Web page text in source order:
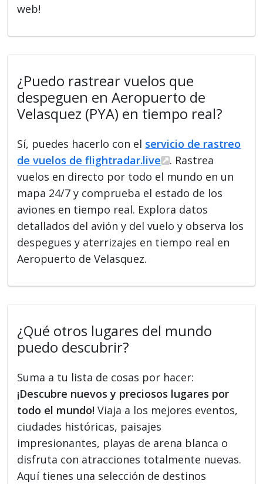
web!
¿Puedo rastrear vuelos que
despeguen en Aeropuerto de
Velasquez (PYA) en tiempo real?
Sí, puedes hacerlo con el servicio de rastreo
de vuelos de flightradar.live
. Rastrea
vuelos en directo por todo el mundo en un
mapa 24/7 y comprueba el estado de los
aviones en tiempo real. Explora datos
detallados del avión y del vuelo y observa los
despegues y aterrizajes en tiempo real en
Aeropuerto de Velasquez.
¿Qué otros lugares del mundo
puedo descubrir?
Suma a tu lista de cosas por hacer:
¡Descubre nuevos y preciosos lugares por
todo el mundo! Viaja a los mejores eventos,
ciudades históricas, paisajes
impresionantes, playas de arena blanca o
disfruta con atracciones totalmente nuevas.
Aquí tienes una selección de destinos